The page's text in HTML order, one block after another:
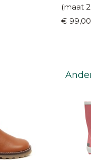
(maat
€ 99,00